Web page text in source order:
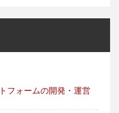
フォームの開発・運営